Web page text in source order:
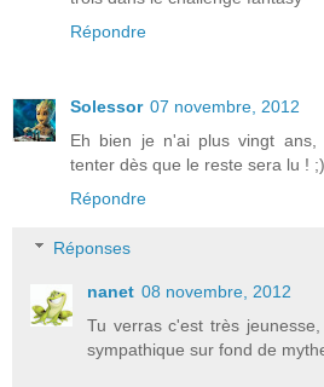
Répondre
Solessor 07 novembre, 2012
Eh bien je n'ai plus vingt ans,
tenter dès que le reste sera lu ! ;)
Répondre
Réponses
nanet 08 novembre, 2012
Tu verras c'est très
sympathique sur fond de